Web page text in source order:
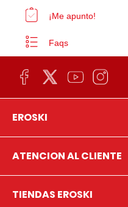
¡Me apunto!
Faqs
EROSKI
ATENCION AL CLIENTE
TIENDAS EROSKI